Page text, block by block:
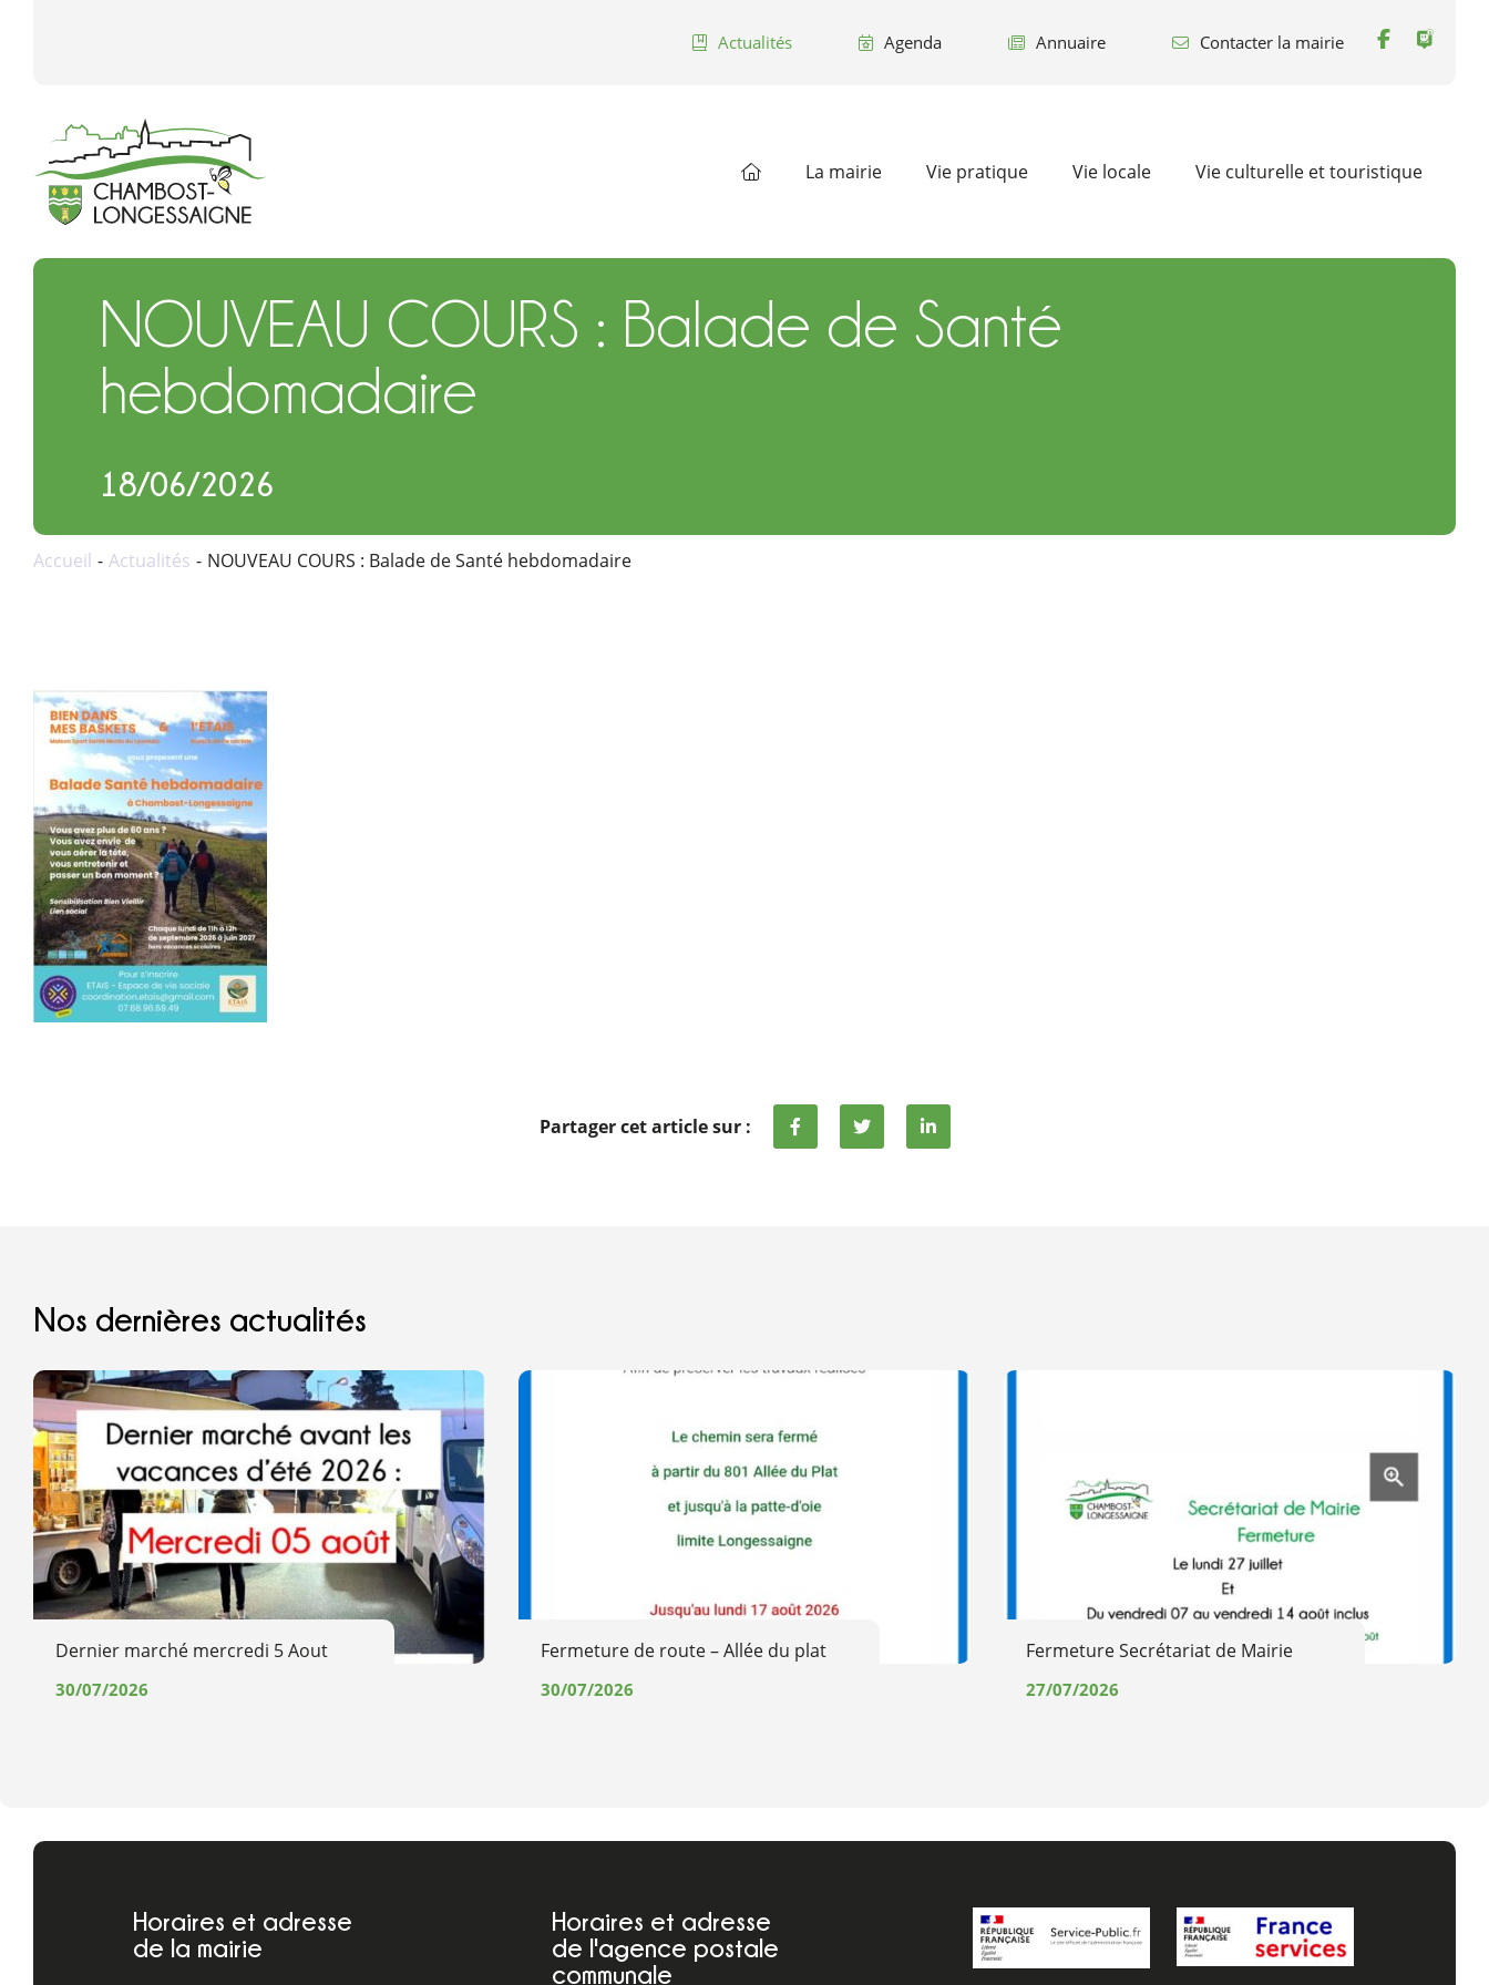
Actualités Agenda Annuaire Contacter la mairie
La mairie Vie pratique Vie locale Vie culturelle et touristique
NOUVEAU COURS : Balade de Santé
hebdomadaire
18/06/2026
Accueil Actualités NOUVEAU COURS : Balade de Santé hebdomadaire
Partager cet article sur :
Nos dernières actualités
Dernier marché mercredi 5 Aout
30/07/2026
Fermeture de route – Allée du plat
30/07/2026
Fermeture Secrétariat de Mairie
27/07/2026
Horaires et adresse
de la mairie
Horaires et adresse
de l'agence postale
communale